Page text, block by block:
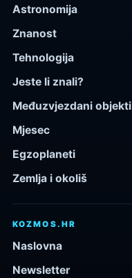
Astronomija
Znanost
Tehnologija
Jeste li znali?
Međuzvjezdani objekti
Mjesec
Egzoplaneti
Zemlja i okoliš
KOZMOS.HR
Naslovna
Newsletter